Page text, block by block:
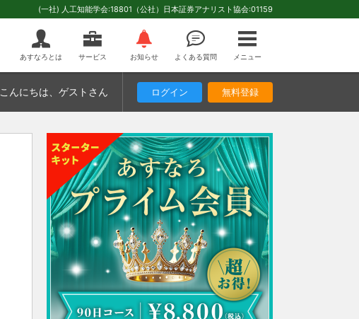
(一社) 人工知能学会:18801（公社）日本証券アナリスト協会:01159
あすなろとは サービス お知らせ よくある質問 メニュー
こんにちは 、ゲストさん ログイン 無料登録